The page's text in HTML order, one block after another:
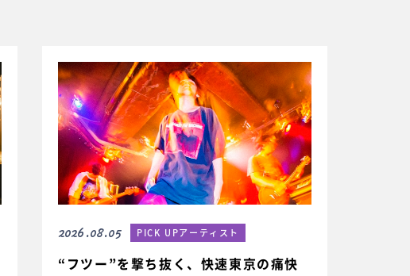
2026.08.05 PICK UPアーティスト
“フツー”を撃ち抜く、快速東京の痛快